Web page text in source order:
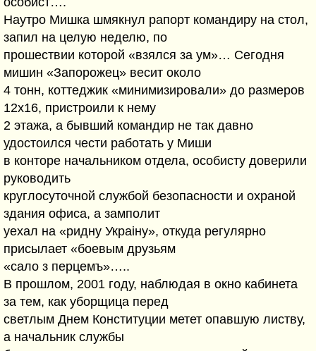
Наутро Мишка шмякнул рапорт командиру на стол,
запил на целую неделю, по
прошествии которой «взялся за ум»… Сегодня
мишин «Запорожец» весит около
4 тонн, коттеджик «минимизировали» до размеров
12х16, пристроили к нему
2 этажа, а бывший командир не так давно
удостоился чести работать у Миши
в конторе начальником отдела, особисту доверили
руководить
круглосуточной службой безопасности и охраной
здания офиса, а замполит
уехал на «ридну Украiну», откуда регулярно
присылает «боевым друзьям
«сало з перцемъ»…..
В прошлом, 2001 году, наблюдая в окно кабинета
за тем, как уборщица перед
светлым Днем Конституции метет опавшую листву,
а начальник службы